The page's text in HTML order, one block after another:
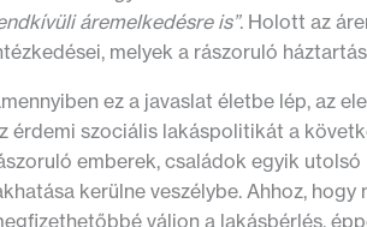
áremelkedésre is”. Holott az
melyek a rászoruló
ez a javaslat életbe lép, az
érdemi szociális lakáspolitikát a
emberek, családok egyik
kerülne veszélybe. Ahhoz,
váljon a lakásbérlés,